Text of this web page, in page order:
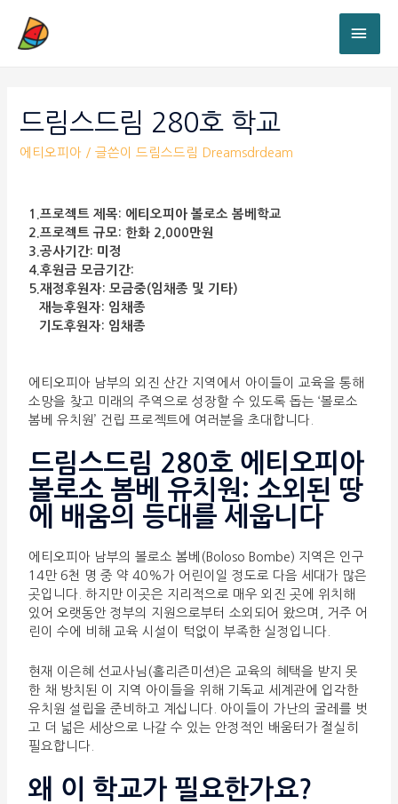
드림스드림 280호 학교
에티오피아 / 글쓴이드림스드림 Dreamsdrdeam
1.프로젝트 제목: 에티오피아 볼로소 봄베학교
2.프로젝트 규모: 한화 2,000만원
3.공사기간: 미정
4.후원금 모금기간:
5.재정후원자: 모금중(임채종 및 기타)
재능후원자: 임채종
기도후원자: 임채종
에티오피아 남부의 외진 산간 지역에서 아이들이 교육을 통해
소망을 찾고 미래의 주역으로 성장할 수 있도록 돕는 ‘볼로소
봄베 유치원’ 건립 프로젝트에 여러분을 초대합니다.
드림스드림 280호 에티오피아
볼로소 봄베 유치원: 소외된 땅
에 배움의 등대를 세웁니다
에티오피아 남부의 볼로소 봄베(Boloso Bombe) 지역은 인구
14만 6천 명 중 약 40%가 어린이일 정도로 다음 세대가 많은
곳입니다. 하지만 이곳은 지리적으로 매우 외진 곳에 위치해
있어 오랫동안 정부의 지원으로부터 소외되어 왔으며, 거주 어
린이 수에 비해 교육 시설이 턱없이 부족한 실정입니다.
현재 이은혜 선교사님(홀리즌미션)은 교육의 혜택을 받지 못
한 채 방치된 이 지역 아이들을 위해 기독교 세계관에 입각한
유치원 설립을 준비하고 계십니다. 아이들이 가난의 굴레를 벗
고 더 넓은 세상으로 나갈 수 있는 안정적인 배움터가 절실히
필요합니다.
왜 이 학교가 필요한가요?